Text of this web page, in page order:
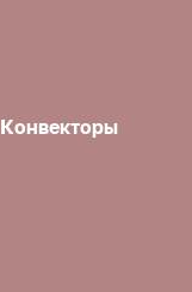
Конвекторы